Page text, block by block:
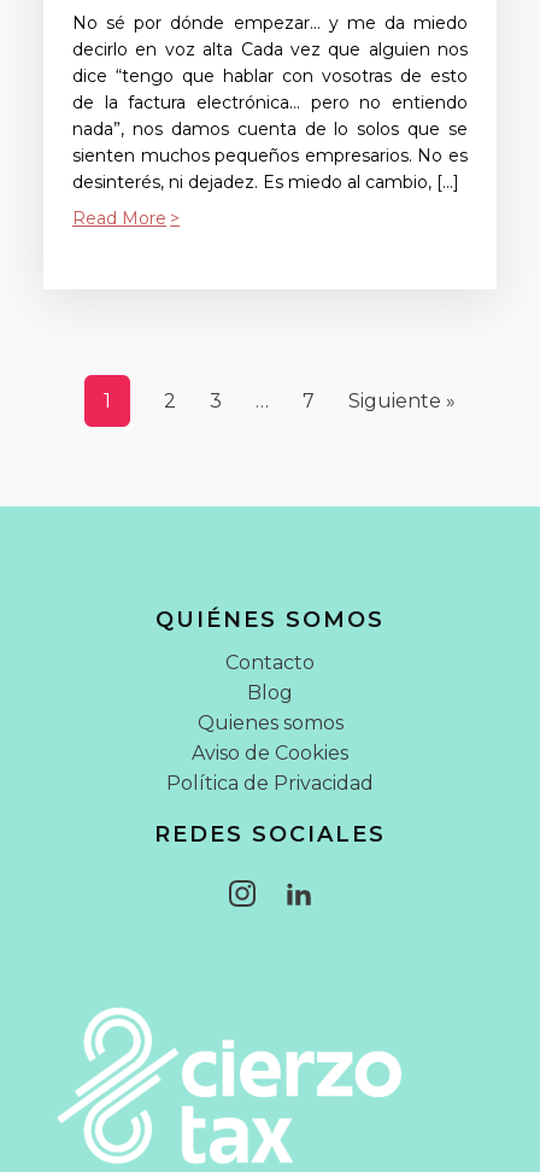
No sé por dónde empezar… y me da miedo
decirlo en voz alta Cada vez que alguien nos
dice “tengo que hablar con vosotras de esto
de la factura electrónica… pero no entiendo
nada”, nos damos cuenta de lo solos que se
sienten muchos pequeños empresarios. No es
desinterés, ni dejadez. Es miedo al cambio, […]
Read More
1 2 3 … 7 Siguiente »
QUIÉNES SOMOS
Contacto
Blog
Quienes somos
Aviso de Cookies
Política de Privacidad
REDES SOCIALES